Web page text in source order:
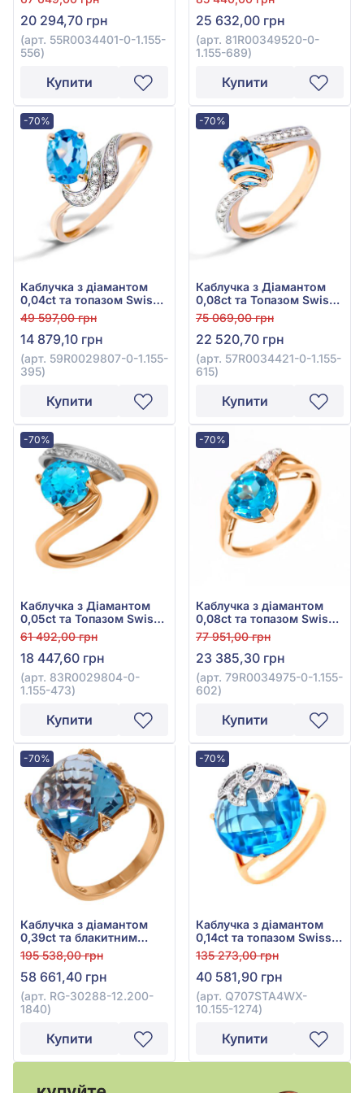
1,32ct із червоного
золота 585°, арт.
55R0034401-0-1.155-556
20 294,70 грн
(арт. 55R0034401-0-1.155-
556)
Купити
золота 585°, арт.
81R00349520-0-1.155-
689
25 632,00 грн
(арт. 81R00349520-0-
1.155-689)
Купити
-70%
Каблучка з діамантом
0,04ct та топазом Swiss
Blue 1,55ct із червоного
золота 585°, арт.
59R0029807-0-1.155-395
49 597,00 грн
14 879,10 грн
(арт. 59R0029807-0-1.155-
395)
Купити
-70%
Каблучка з Діамантом
0,08ct та Топазом Swiss
Blue 1,42ct із червоно-
білого золота 585°, арт.
57R0034421-0-1.155-615
75 069,00 грн
22 520,70 грн
(арт. 57R0034421-0-1.155-
615)
Купити
-70%
Каблучка з Діамантом
0,05ct та Топазом Swiss
Blue 1,87ct із червоно-
білого золота 585°, арт.
83R0029804-0-1.155-473
61 492,00 грн
18 447,60 грн
(арт. 83R0029804-0-
1.155-473)
Купити
-70%
Каблучка з діамантом
0,08ct та топазом Swiss
Blue 2,71ct з червоного
золота 585°, арт.
79R0034975-0-1.155-602
77 951,00 грн
23 385,30 грн
(арт. 79R0034975-0-1.155-
602)
Купити
-70%
Каблучка з діамантом
0,39ct та блакитним
топазом 15ct із
червоного золота 585°,
арт. RG-30288-12.200-
1840
195 538,00 грн
58 661,40 грн
(арт. RG-30288-12.200-
1840)
Купити
-70%
Каблучка з діамантом
0,14ct та топазом Swiss
Blue 13,51ct із червоного
золота 585°, арт.
Q707STA4WX-10.155-1274
135 273,00 грн
40 581,90 грн
(арт. Q707STA4WX-
10.155-1274)
Купити